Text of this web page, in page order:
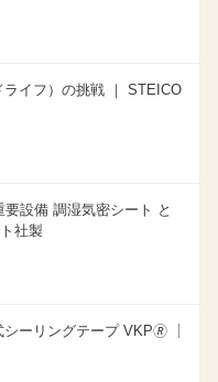
イフ）の挑戦 ｜ STEICO
設備 調湿気密シート と
社製
ーリングテープ VKP🄬 ｜